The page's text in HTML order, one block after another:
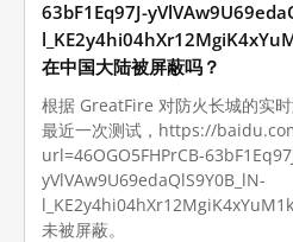
63bF1Eq97J-
在中国大陆被屏蔽吗？
根据 GreatFire 对防火长城的实
最近一次测试，https://
url=46OGO5FHPrCB-
yVlVAw9U69edaQlS9Y0B_lN-
未被屏蔽。